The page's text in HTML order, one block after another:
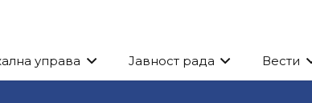
управа Јавност рада Вести